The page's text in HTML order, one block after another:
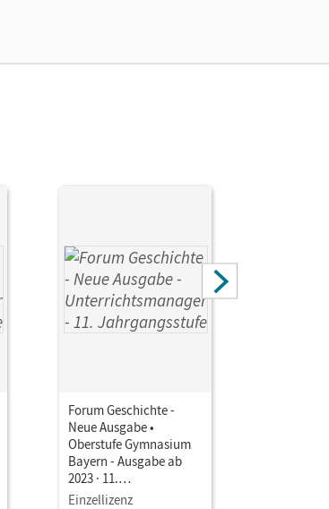
Forum Geschichte -
Neue Ausgabe •
Oberstufe Gymnasium
Bayern - Ausgabe ab
2023 · 11.
Jahrgangsstufe •
Einzellizenz